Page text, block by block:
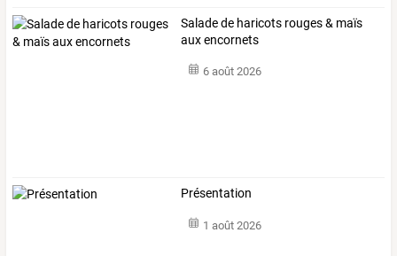
Salade de haricots rouges & maïs
aux encornets
6 août 2026
Présentation
1 août 2026